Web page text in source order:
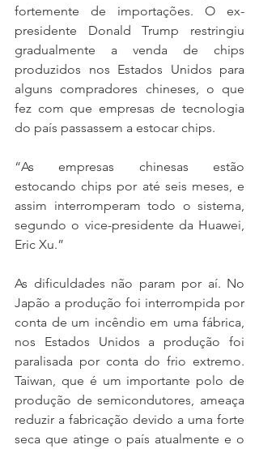
fortemente de importações. O ex-
presidente Donald Trump restringiu
gradualmente a venda de chips
produzidos nos Estados Unidos para
alguns compradores chineses, o que
fez com que empresas de tecnologia
do país passassem a estocar chips.
“As empresas chinesas estão
estocando chips por até seis meses, e
assim interromperam todo o sistema,
segundo o vice-presidente da Huawei
Eric Xu.”
As dificuldades não param por aí. No
Japão a produção foi interrompida por
conta de um incêndio em uma fábrica,
nos Estados Unidos a produção foi
Taiwan , que é um importante polo de
produção de semicondutores, ameaça
reduzir a fabricação devido a uma forte
seca que atinge o país atualmente e o